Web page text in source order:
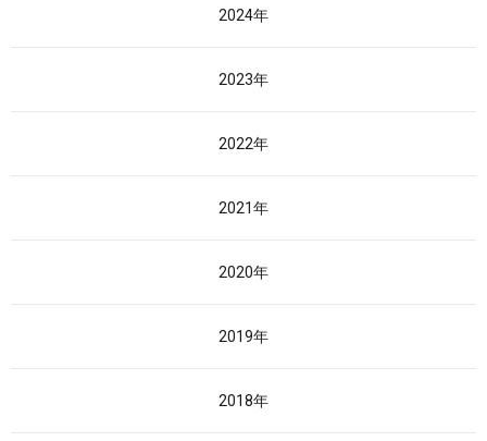
2024年
2023年
2022年
2021年
2020年
2019年
2018年